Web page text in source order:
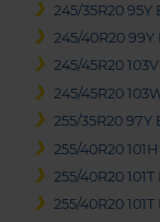
245/35R20 95Y
245/40R20 99Y
245/45R20
245/45R20
255/35R20 97Y
255/40R20
255/40R20
255/40R20